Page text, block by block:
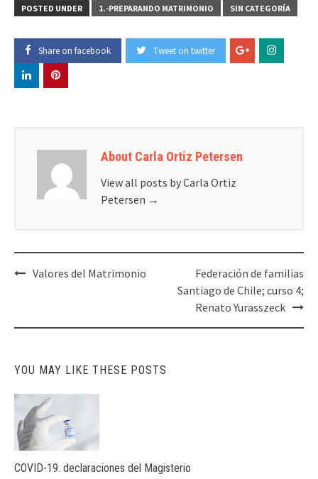
POSTED UNDER 1.-PREPARANDO MATRIMONIO SIN CATEGORÍA
Share on facebook Tweet on twitter
About Carla Ortiz Petersen
View all posts by Carla Ortiz
Petersen →
PostValores del Matrimonio
Federación de familias
Santiago de Chile; curso 4;
Renato Yurasszeck
YOU MAY LIKE THESE POSTS
COVID-19. declaraciones del Magisterio